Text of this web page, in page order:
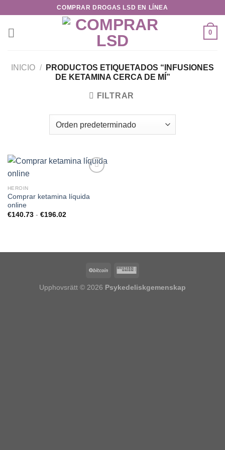
contenido
COMPRAR DROGAS LSD EN LÍNEA
0
INICIO /
PRODUCTOS ETIQUETADOS “INFUSIONES
DE KETAMINA CERCA DE MÍ”
FILTRAR
Add to
HEROIN
Comprar ketamina líquida
online
€140.73 - €196.02Rango
€196.02
Upphovsrätt © 2026 Psykedeliskgemenskap